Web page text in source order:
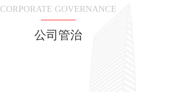
CORPORATE GOVERNANCE
公司管治